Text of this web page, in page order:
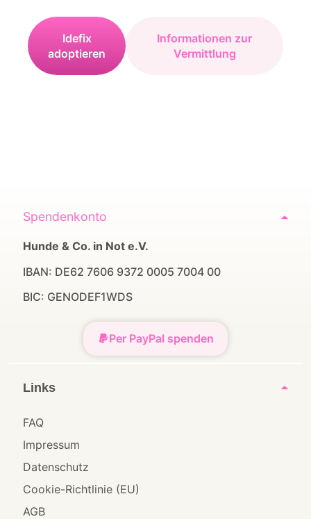
Idefix
adoptieren
Informationen zur
Vermittlung
Per PayPal spenden
Spendenkonto
Hunde & Co. in Not e.V.
IBAN: DE62 7606 9372 0005 7004 00
BIC: GENODEF1WDS
Links
FAQ
Impressum
Datenschutz
Cookie-Richtlinie (EU)
AGB